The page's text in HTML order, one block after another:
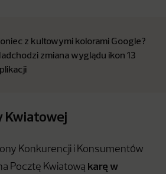
z kultowymi kolorami Google?
zmiana wyglądu ikon 13
Kwiatowej
Konkurencji i Konsumentów
Pocztę Kwiatową karę w